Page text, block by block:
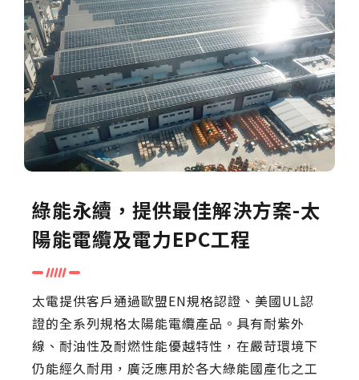
綠能永續，提供最佳解決方案-太
陽能電纜及電力EPC工程
太電提供客戶通過歐盟EN規格認證、美國UL認
證的全系列規格太陽能電纜產品。具有耐紫外
線、耐油性及耐燃性能優越特性，在嚴苛環境下
仍能經久耐用，廣泛應用於各大綠能國產化之工